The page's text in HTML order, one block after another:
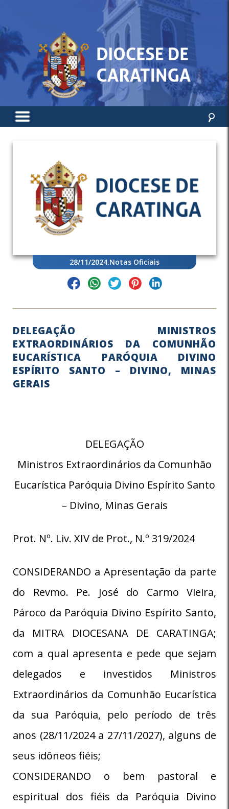
28/11/2024.Notas Oficiais
DELEGAÇÃO MINISTROS
EXTRAORDINÁRIOS DA COMUNHÃO
EUCARÍSTICA PARÓQUIA DIVINO
ESPÍRITO SANTO – DIVINO, MINAS
GERAIS
DELEGAÇÃO
Ministros Extraordinários da Comunhão
Eucarística Paróquia Divino Espírito Santo
– Divino, Minas Gerais
Prot. Nº. Liv. XIV de Prot., N.º 319/2024
CONSIDERANDO a Apresentação da parte
do Revmo. Pe. José do Carmo Vieira,
Pároco da Paróquia Divino Espírito Santo,
da MITRA DIOCESANA DE CARATINGA;
com a qual apresenta e pede que sejam
delegados e investidos Ministros
Extraordinários da Comunhão Eucarística
da sua Paróquia, pelo período de três
anos (28/11/2024 a 27/11/2027), alguns de
seus idôneos fiéis;
CONSIDERANDO o bem pastoral e
espiritual dos fiéis da Paróquia Divino